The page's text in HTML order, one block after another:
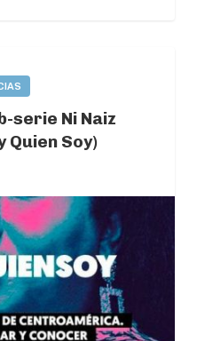
serie Ni Naiz
Quien Soy)